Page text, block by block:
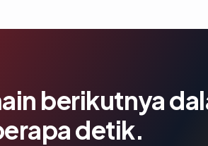
berikutnya
detik.